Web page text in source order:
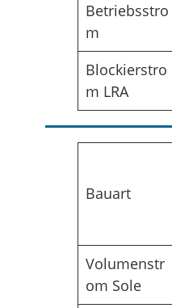
Betriebsstro
m
Blockierstro
m LRA
Bauart
Volumenstr
om Sole